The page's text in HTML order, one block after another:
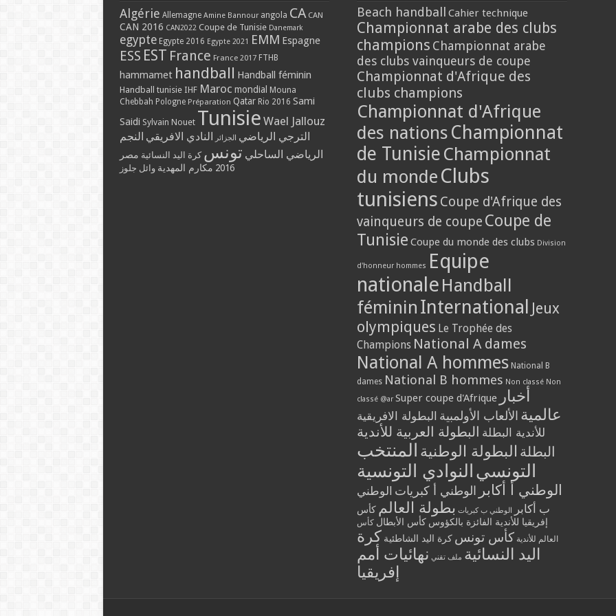
Algérie Allemagne Amine Bannour angola CA CAN
CAN 2016 CAN2022 Coupe de Tunisie Danemark
egypte Egypte 2016 Egypte 2021 EMM Espagne
ESS EST France France 2017 FTHB
hammamet handball Handball féminin
Handball tunisie IHF Maroc mondial Mouna
Chebbah Pologne Préparation Qatar Rio 2016 Sami
Saidi Sylvain Nouet Tunisie Wael Jallouz
الترجي الرياضي الجزائر النادي الافريقي النجم
الرياضي الساحلي تونس كرة اليد النسائية مصر
2016 مكارم المهدية وائل جلوز
Beach handball Cahier technique
Championnat arabe des clubs
champions Championnat arabe
des clubs vainqueurs de coupe
Championnat d'Afrique des
clubs champions
Championnat d'Afrique
des nations Championnat
de Tunisie Championnat
du monde Clubs
tunisiens Coupe d'Afrique des
vainqueurs de coupe Coupe de
Tunisie Coupe du monde des clubs Division
d'honneur hommes Equipe
nationale Handball
féminin International Jeux
olympiques Le Trophée des
Champions National A dames
National A hommes National B
dames National B hommes Non classé Non
classé @ar Super coupe d'Afrique أخبار
عالمية الألعاب الأولمبية البطولة الافريقية
للأندية البطلة البطولة العربية للأندية
البطلة البطولة الوطنية المنتخب
التونسي النوادي التونسية
الوطني أ أكابر الوطني أ كبريات الوطني
ب أكابر
الوطني ب كبريات بطولة العالم كأس
إفريقيا للأندية الفائزة بالكؤوس كأس الأبطال كأس
العالم للأندية كأس تونس كرة اليد الشاطئية كرة
اليد النسائية ملف تقني نهائيات أمم
إفريقيا